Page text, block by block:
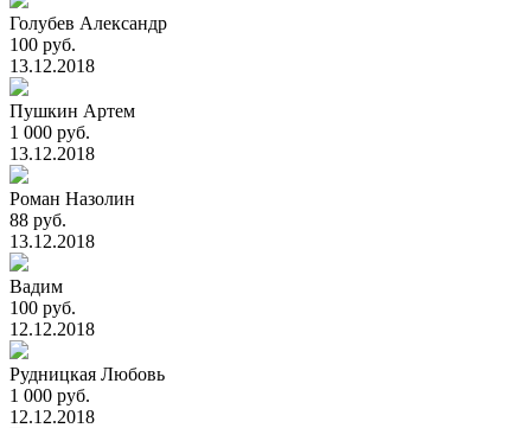
Голубев Александр
100 руб.
13.12.2018
Пушкин Артем
1 000 руб.
13.12.2018
Роман Назолин
88 руб.
13.12.2018
Вадим
100 руб.
12.12.2018
Рудницкая Любовь
1 000 руб.
12.12.2018